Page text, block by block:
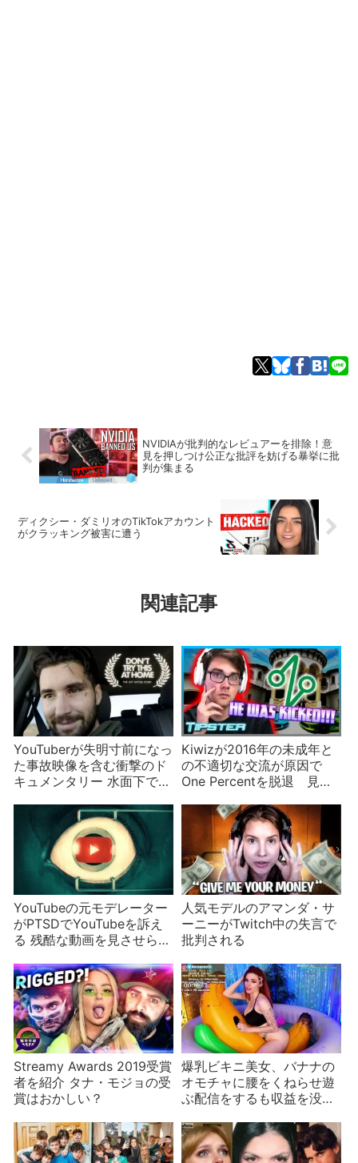
NVIDIAが批判的なレビュアーを排除！意
見を押しつけ公正な批評を妨げる暴挙に批
判が集まる
ディクシー・ダミリオのTikTokアカウント
がクラッキング被害に遭う
関連記事
YouTuberが失明寸前になっ
た事故映像を含む衝撃のド
キュメンタリー 水面下で脅
Wittek【前編】
Kiwizが2016年の未成年と
の不適切な交流が原因で
One Percentを脱退 見せ
YouTubeの元モデレーター
がPTSDでYouTubeを訴え
る 残酷な動画を見させられ
人気モデルのアマンダ・サ
ーニーがTwitch中の失言で
批判される
Streamy Awards 2019受賞
者を紹介 タナ・モジョの受
賞はおかしい？
爆乳ビキニ美女、バナナの
オモチャに腰をくねらせ遊
ぶ配信をするも収益を没収
にTwitchは新カテゴリを創
設